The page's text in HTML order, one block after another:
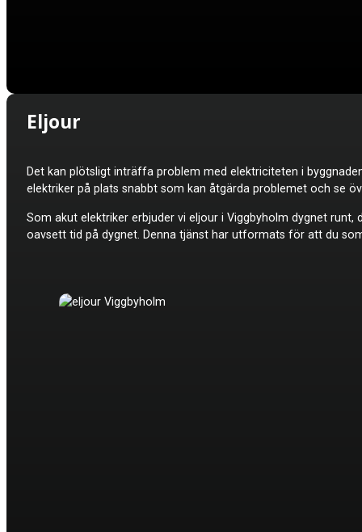
Eljour
Det kan plötsligt inträffa problem med elektriciteten i
elektriker på plats snabbt som kan åtgärda problemet och se
Som akut elektriker erbjuder vi e ljouri Viggbyholm dygnet runt,
oavsett tid på dygnet. Denna tjänst har utformats för att du